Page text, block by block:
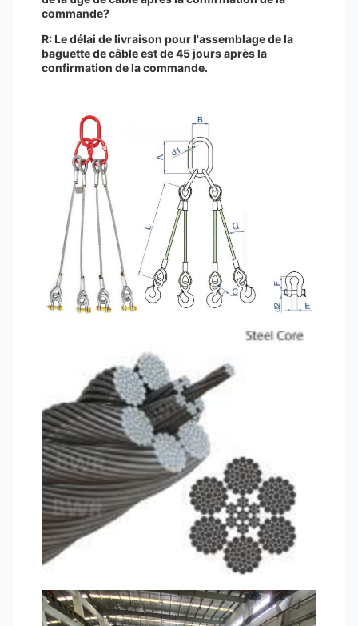
commande?
R: Le délai de livraison pour l'assemblage de la
baguette de câble est de 45 jours après la
confirmation de la commande.